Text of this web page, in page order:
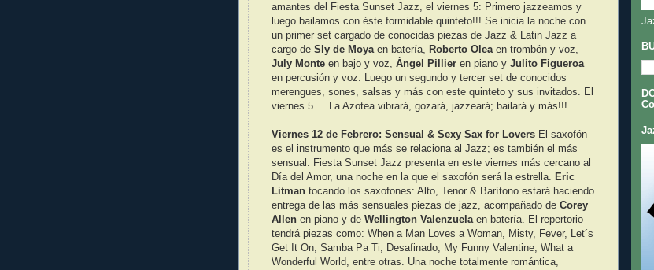
amantes del Fiesta Sunset Jazz, el viernes 5: Primero jazzeamos y
luego bailamos con éste formidable quinteto!!! Se inicia la noche con
un primer set cargado de conocidas piezas de Jazz & Latin Jazz a
cargo de Sly de Moyaen batería, Roberto Oleaen trombón y voz,
July Monte en bajo y voz, Ángel Pillier en piano y Julito Figueroa
en percusión y voz. Luego un segundo y tercer set de conocidos
merengues, sones, salsas y más con este quinteto y sus invitados. El
viernes 5 ... La Azotea vibrará, gozará, jazzeará; bailará y más!!!
Viernes 12 de Febrero: Sensual & Sexy Sax for Lovers El saxofón
es el instrumento que más se relaciona al Jazz; es también el más
sensual. Fiesta Sunset Jazz presenta en este viernes más cercano al
Día del Amor, una noche en la que el saxofón será la estrella. Eric
Litman tocando los saxofones: Alto, Tenor & Barítono estará haciendo
entrega de las más sensuales piezas de jazz, acompañado de Corey
Allen en piano y de Wellington Valenzuelaen batería. El repertorio
tendrá piezas como: When a Man Loves a Woman, Misty, Fever, Let´s
Get It On, Samba Pa Ti, Desafinado, My Funny Valentine, What a
Wonderful World, entre otras. Una noche totalmente romántica,